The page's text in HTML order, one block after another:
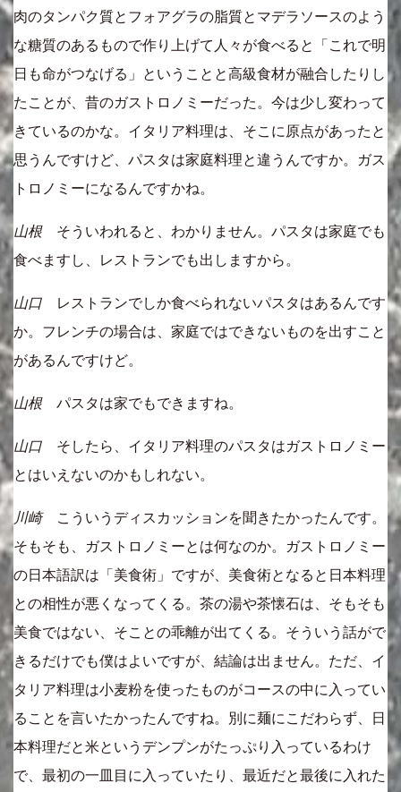
肉のタンパク質とフォアグラの脂質とマデラソースのよう
な糖質のあるもので作り上げて人々が食べると「これで明
日も命がつなげる」ということと高級食材が融合したりし
たことが、昔のガストロノミーだった。今は少し変わって
きているのかな。イタリア料理は、そこに原点があったと
思うんですけど、パスタは家庭料理と違うんですか。ガス
トロノミーになるんですかね。
山根そういわれると、わかりません。パスタは家庭でも
食べますし、レストランでも出しますから。
山口 レストランでしか食べられないパスタはあるんです
か。フレンチの場合は、家庭ではできないものを出すこと
があるんですけど。
山根パスタは家でもできますね。
山口 そしたら、イタリア料理のパスタはガストロノミー
とはいえないのかもしれない。
川崎こういうディスカッションを聞きたかったんです。
そもそも、ガストロノミーとは何なのか。ガストロノミー
の日本語訳は「美食術」ですが、美食術となると日本料理
との相性が悪くなってくる。茶の湯や茶懐石は、そもそも
美食ではない、そことの乖離が出てくる。そういう話がで
きるだけでも僕はよいですが、結論は出ません。ただ、イ
タリア料理は小麦粉を使ったものがコースの中に入ってい
ることを言いたかったんですね。別に麺にこだわらず、日
本料理だと米というデンプンがたっぷり入っているわけ
で、最初の一皿目に入っていたり、最近だと最後に入れた